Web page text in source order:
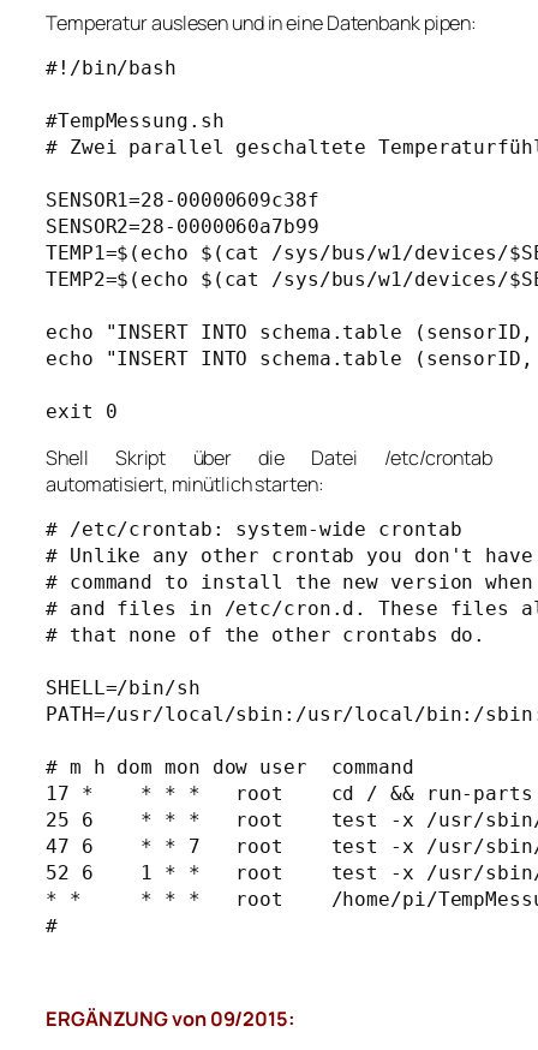
Temperatur auslesen und in eine Datenbank pipen:
#!/bin/bash
#TempMessung.sh
# Zwei parallel geschaltete
SENSOR1=28-00000609c38f
SENSOR2=28-0000060a7b99
TEMP1=$(echo $(cat /sys/bus/w1/
TEMP2=$(echo $(cat /sys/bus/w1/
echo "INSERT INTO schema.table
echo "INSERT INTO schema.table
exit 0
Shell Skript über die Datei /etc/crontab
automatisiert, minütlich starten:
# /etc/crontab: system-wide crontab
# Unlike any other crontab you don't
# command to install the new version
# and files in /etc/cron.d. These files
# that none of the other crontabs do.
SHELL=/bin/sh
PATH=/usr/local/sbin:/usr/local/bin:/
# m h dom mon dow user  command
17 *    * * *   root    cd / && run-parts
25 6    * * *   root    test -x /usr/sbin/
47 6    * * 7   root    test -x /usr/sbin/
52 6    1 * *   root    test -x /usr/sbin/
* *     * * *   root    /home/pi/
#
ERGÄNZUNG von 09/2015: